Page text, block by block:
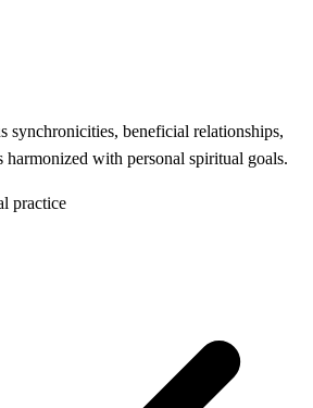
synchronicities, beneficial relationships,
harmonized with personal spiritual goals.
practice